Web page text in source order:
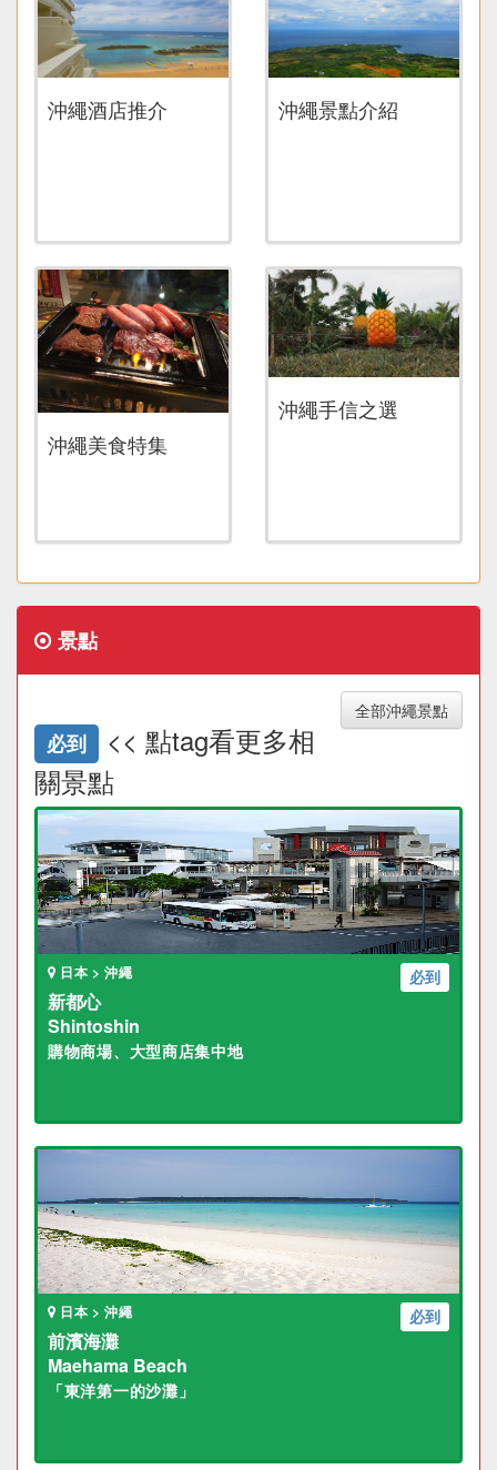
沖繩酒店推介 沖繩景點介紹
沖繩美食特集
沖繩手信之選
景點
全部沖繩景點
必到 << 點tag看更多相
關景點
必到
日本 > 沖繩
新都心
Shintoshin
購物商場、大型商店集中地
必到
日本 > 沖繩
前濱海灘
Maehama Beach
「東洋第一的沙灘」